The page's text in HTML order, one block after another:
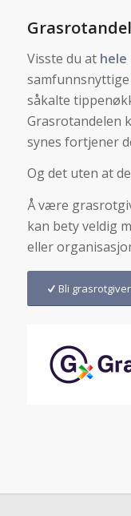
Visste du at hele
såkalte
Grasrotandelen
synes fortjener
Og det uten at
Å være
kan bety veldig
eller
Bli grasrotgiver